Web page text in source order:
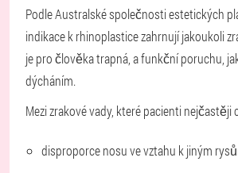
Podle Australské společnosti estetických
indikace k rhinoplastice zahrnují jakoukoli
je pro člověka trapná, a funkční poruchu,
dýcháním.
Mezi zrakové vady, které pacienti
disproporce nosu ve vztahu k jiným